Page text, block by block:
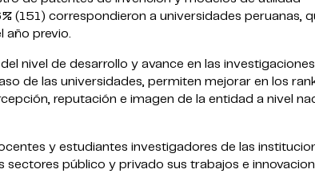
(151) correspondieron a universidades peruanas,
año previo.
nivel de desarrollo y avance en las
de las universidades, permiten mejorar en los
reputación e imagen de la entidad a nivel
y estudiantes investigadores de las
sectores público y privado sus trabajos e